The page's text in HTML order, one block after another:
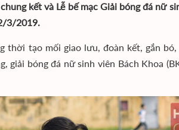
kết và Lễ bế mạc Giải bóng đá nữ
3/2019.
thời tạo mối giao lưu, đoàn kết, gắn
bóng đá nữ sinh viên Bách Khoa